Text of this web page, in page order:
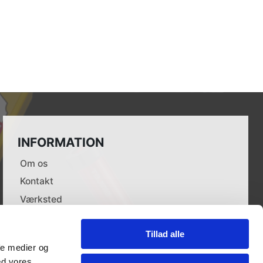
medier og
Tillad alle
INFORMATION
Om os
Kontakt
Værksted
Forhandlere